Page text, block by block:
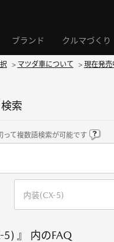
ブランド クルマづくり
> マツダ車について > 現在発売
索
って複数語検索が可能です
5) 』 内のFAQ